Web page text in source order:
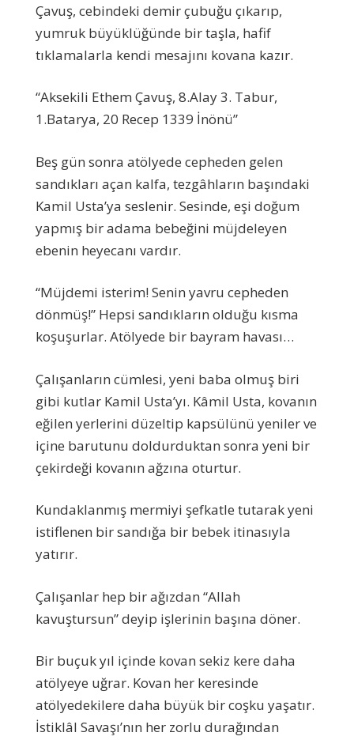
Çavuş, cebindeki demir çubuğu çıkarıp,
yumruk büyüklüğünde bir taşla, hafif
tıklamalarla kendi mesajını kovana kazır.
“Aksekili Ethem Çavuş, 8.Alay 3. Tabur,
1.Batarya, 20 Recep 1339 İnönü”
Beş gün sonra atölyede cepheden gelen
sandıkları açan kalfa, tezgâhların başındaki
Kamil Usta’ya seslenir. Sesinde, eşi doğum
yapmış bir adama bebeğini müjdeleyen
ebenin heyecanı vardır.
“Müjdemi isterim! Senin yavru cepheden
dönmüş!” Hepsi sandıkların olduğu kısma
koşuşurlar. Atölyede bir bayram havası…
Çalışanların cümlesi, yeni baba olmuş biri
gibi kutlar Kamil Usta’yı. Kâmil Usta, kovanın
eğilen yerlerini düzeltip kapsülünü yeniler ve
içine barutunu doldurduktan sonra yeni bir
çekirdeği kovanın ağzına oturtur.
Kundaklanmış mermiyi şefkatle tutarak yeni
istiflenen bir sandığa bir bebek itinasıyla
yatırır.
Çalışanlar hep bir ağızdan “Allah
kavuştursun” deyip işlerinin başına döner.
Bir buçuk yıl içinde kovan sekiz kere daha
atölyeye uğrar. Kovan her keresinde
atölyedekilere daha büyük bir coşku yaşatır.
İstiklâl Savaşı’nın her zorlu durağından